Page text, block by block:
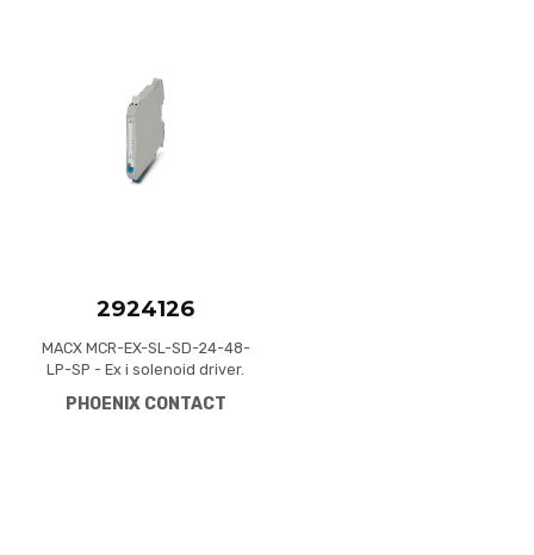
2924126
MACX MCR-EX-SL-SD-24-48-
LP-SP - Ex i solenoid driver.
control of Ex i solenoid
PHOENIX CONTACT